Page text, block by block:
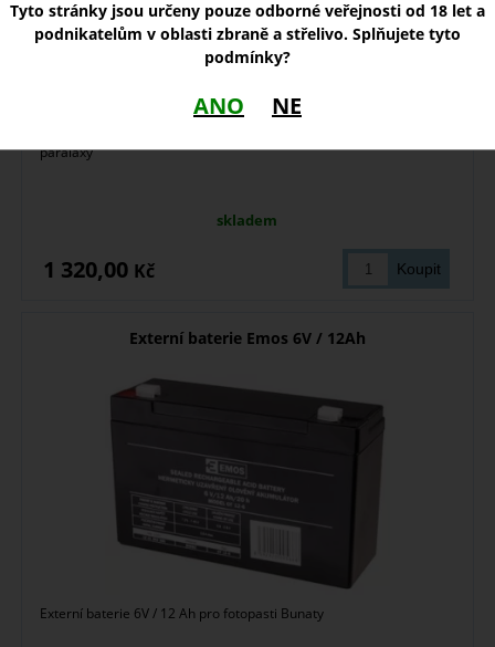
paralaxy
skladem
1 320,00 Kč
Externí baterie Emos 6V / 12Ah
Externí baterie 6V / 12 Ah pro fotopasti Bunaty
Tyto stránky jsou určeny pouze odborné veřejnosti od 18 let a
podnikatelům v oblasti zbraně a střelivo. Splňujete tyto
podmínky?
ANO NE